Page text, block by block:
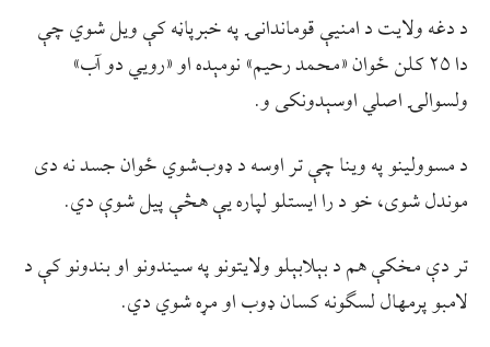
د دغه ولایت د امنیې قوماندانۍ په خبرپاڼه کې ویل شوي چې
دا ۲۵ کلن ځوان «محمد رحیم» نومېده او «رویي دو آب»
ولسوالۍ اصلي اوسېدونکی و.
د مسوولینو په وینا چې تر اوسه د ډوب‌شوي ځوان جسد نه دی
موندل شوی، خو د را ایستلو لپاره یې هڅې پیل شوې دي.
تر دې مخکې هم د بېلابېلو ولایتونو په سیندونو او بندونو کې د
لامبو پرمهال لسګونه کسان ډوب او مړه شوي دي.